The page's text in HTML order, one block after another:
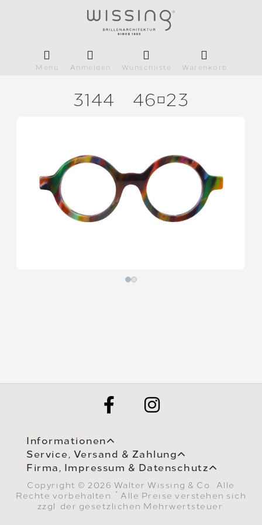
Menü Anmelden Wunschliste Warenkorb
3144 4623
Informationen
Service, Versand & Zahlung
Firma, Impressum & Datenschutz
Copyright © 2026 Walter Wissing & Co.. Alle
Rechte vorbehalten.
* Alle Preise verstehen sich
zzgl. der gesetzlichen Mehrwertsteuer.